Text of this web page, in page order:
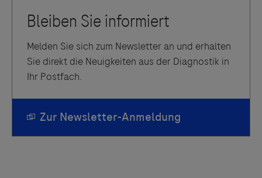
Melden Sie sich zum Newsletter an und erhalten
Sie direkt die Neuigkeiten aus der Diagnostik in
Ihr Postfach.